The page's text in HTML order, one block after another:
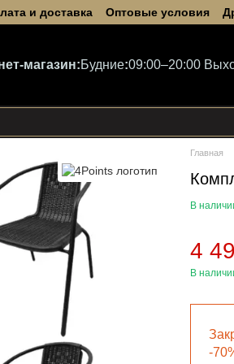
и доставка Оптовые условия
магазин:Будние:09:00–20:00
Главная
В
4
В
-